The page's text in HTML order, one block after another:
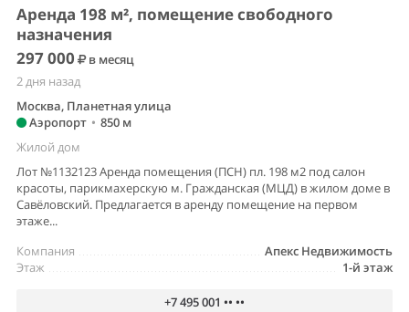
Аренда 198 м², помещение свободного
назначения
297 000
в месяц
2 дня назад
Москва, Планетная улица
Аэропорт • 850 м
Жилой дом
Лот №1132123 Аренда помещения (ПСН) пл. 198 м2 под салон
красоты, парикмахерскую м. Гражданская (МЦД) в жилом доме в
Савёловский. Предлагается в аренду помещение на первом
этаже...
Апекс Недвижимость
Компания
1-й этаж
Этаж
+7 495 001 •• ••